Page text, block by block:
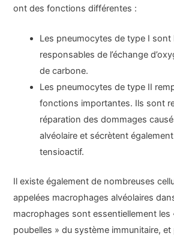
ont des fonctions différentes :
Les pneumocytes de type I sont
responsables de l’échange
de carbone.
Les pneumocytes de type II
fonctions importantes. Ils sont
réparation des dommages
alvéolaire et sécrètent
tensioactif.
Il existe également de nombreuses
appelées macrophages alvéolaires
macrophages sont essentiellement les
poubelles » du système immunitaire,